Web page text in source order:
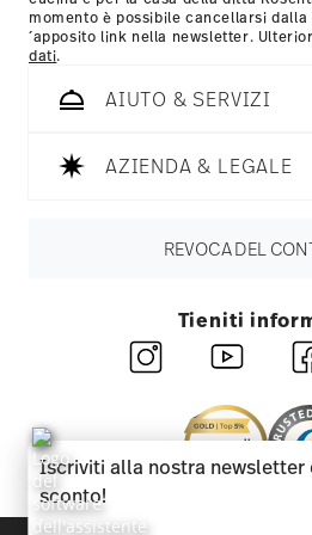
momento è possibile cancellarsi
´apposito link nella newsletter.
dati.
AIUTO & SERVIZI
AZIENDA & LEGALE
REVOCA DEL
Tieniti
Iscriviti alla nostra newsletter
sconto!